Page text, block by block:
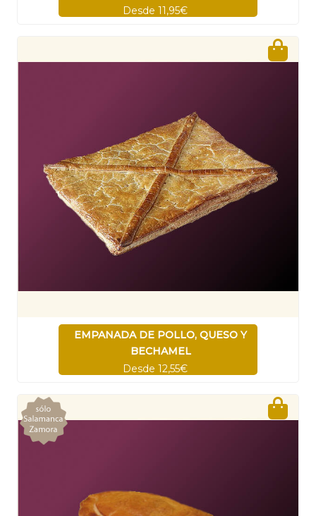
Desde 11,95€
EMPANADA DE POLLO, QUESO Y
BECHAMEL
Desde 12,55€